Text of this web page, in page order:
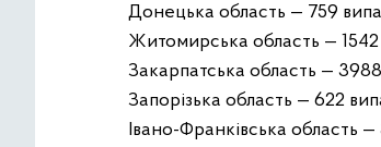
Донецька область — 759
Житомирська область —
Закарпатська область — 3988
Запорізька область — 622
Івано-Франківська область —